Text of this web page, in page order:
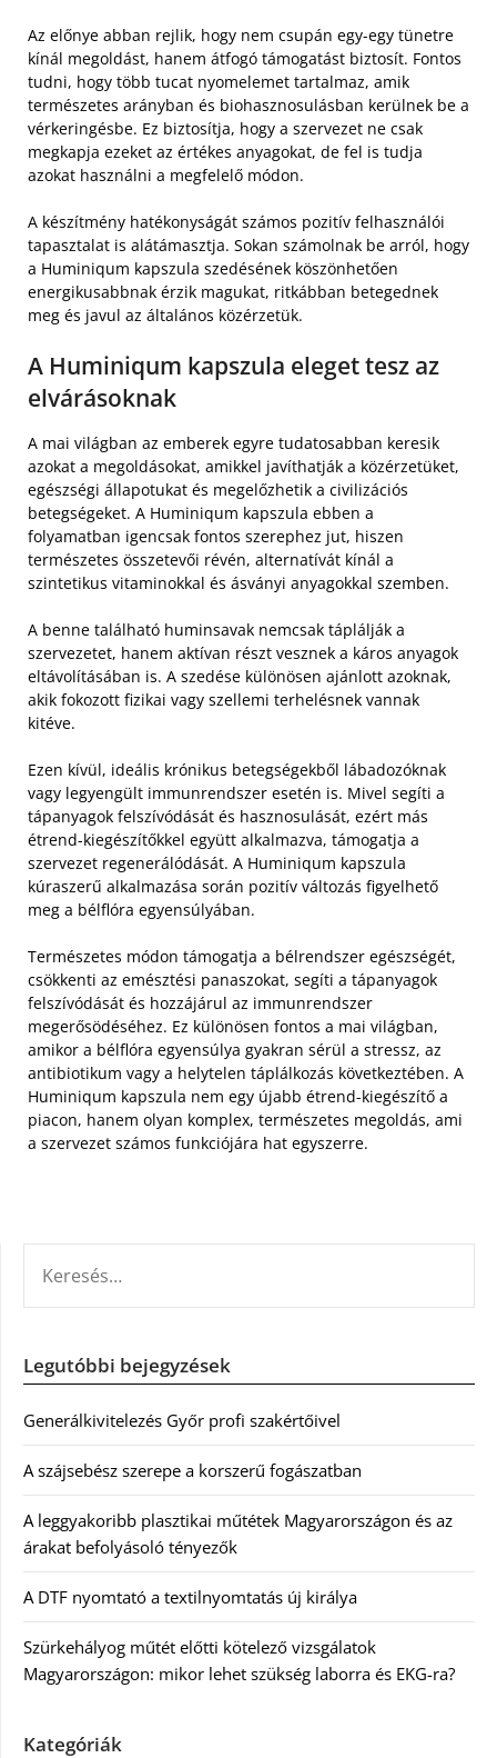
Az előnye abban rejlik, hogy nem csupán egy-egy tünetre
kínál megoldást, hanem átfogó támogatást biztosít. Fontos
tudni, hogy több tucat nyomelemet tartalmaz, amik
természetes arányban és biohasznosulásban kerülnek be a
vérkeringésbe. Ez biztosítja, hogy a szervezet ne csak
megkapja ezeket az értékes anyagokat, de fel is tudja
azokat használni a megfelelő módon.
A készítmény hatékonyságát számos pozitív felhasználói
tapasztalat is alátámasztja. Sokan számolnak be arról, hogy
a Huminiqum kapszula szedésének köszönhetően
energikusabbnak érzik magukat, ritkábban betegednek
meg és javul az általános közérzetük.
A Huminiqum kapszula eleget tesz az
elvárásoknak
A mai világban az emberek egyre tudatosabban keresik
azokat a megoldásokat, amikkel javíthatják a közérzetüket,
egészségi állapotukat és megelőzhetik a civilizációs
betegségeket. A Huminiqum kapszula ebben a
folyamatban igencsak fontos szerephez jut, hiszen
természetes összetevői révén, alternatívát kínál a
szintetikus vitaminokkal és ásványi anyagokkal szemben.
A benne található huminsavak nemcsak táplálják a
szervezetet, hanem aktívan részt vesznek a káros anyagok
eltávolításában is. A szedése különösen ajánlott azoknak,
akik fokozott fizikai vagy szellemi terhelésnek vannak
kitéve.
Ezen kívül, ideális krónikus betegségekből lábadozóknak
vagy legyengült immunrendszer esetén is. Mivel segíti a
tápanyagok felszívódását és hasznosulását, ezért más
étrend-kiegészítőkkel együtt alkalmazva, támogatja a
szervezet regenerálódását. A Huminiqum kapszula
kúraszerű alkalmazása során pozitív változás figyelhető
meg a bélflóra egyensúlyában.
Természetes módon támogatja a bélrendszer egészségét,
csökkenti az emésztési panaszokat, segíti a tápanyagok
felszívódását és hozzájárul az immunrendszer
megerősödéséhez. Ez különösen fontos a mai világban,
amikor a bélflóra egyensúlya gyakran sérül a stressz, az
antibiotikum vagy a helytelen táplálkozás következtében. A
Huminiqum kapszula nem egy újabb étrend-kiegészítő a
piacon, hanem olyan komplex, természetes megoldás, ami
a szervezet számos funkciójára hat egyszerre.
Legutóbbi bejegyzések
Generálkivitelezés Győr profi szakértőivel
A szájsebész szerepe a korszerű fogászatban
A leggyakoribb plasztikai műtétek Magyarországon és az
árakat befolyásoló tényezők
A DTF nyomtató a textilnyomtatás új királya
Szürkehályog műtét előtti kötelező vizsgálatok
Magyarországon: mikor lehet szükség laborra és EKG-ra?
Kategóriák